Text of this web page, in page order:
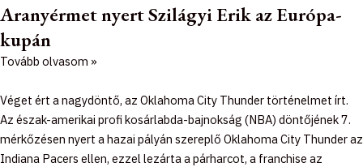
Aranyérmet nyert Szilágyi Erik az Európa-
kupán
Tovább olvasom »
Véget ért a nagydöntő, az Oklahoma City Thunder történelmet írt.
Az észak-amerikai profi kosárlabda-bajnokság (NBA) döntőjének 7.
mérkőzésen nyert a hazai pályán szereplő Oklahoma City Thunder az
Indiana Pacers ellen, ezzel lezárta a párharcot, a franchise az